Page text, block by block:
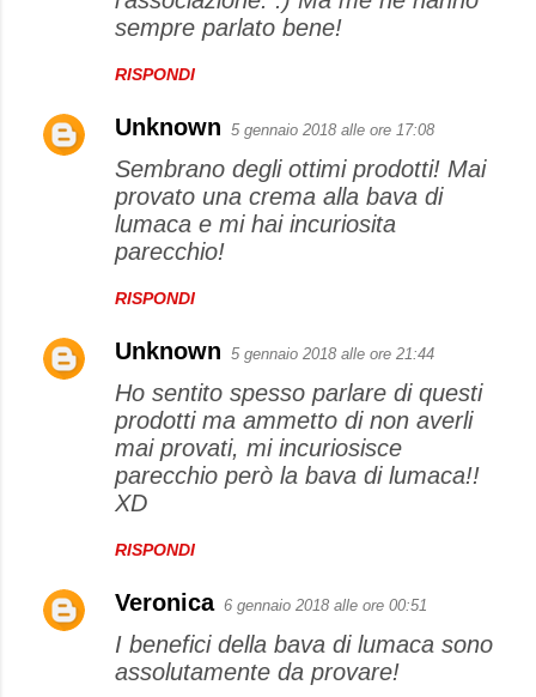
sempre parlato bene!
RISPONDI
Unknown 5 gennaio 2018 alle ore 17:08
Sembrano degli ottimi prodotti! Mai
provato una crema alla bava di
lumaca e mi hai incuriosita
parecchio!
RISPONDI
Unknown 5 gennaio 2018 alle ore 21:44
Ho sentito spesso parlare di questi
prodotti ma ammetto di non averli
mai provati, mi incuriosisce
parecchio però la bava di lumaca!!
XD
RISPONDI
Veronica 6 gennaio 2018 alle ore 00:51
I benefici della bava di lumaca sono
assolutamente da provare!